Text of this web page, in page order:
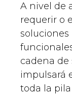
A nivel de
requerir o
soluciones
cadena
impulsará
toda la